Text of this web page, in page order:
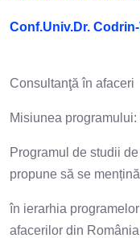
Conf.Univ.Dr.
Consultanţă în
Misiunea programului:
Programul de studii
propune să se
în ierarhia
afacerilor din